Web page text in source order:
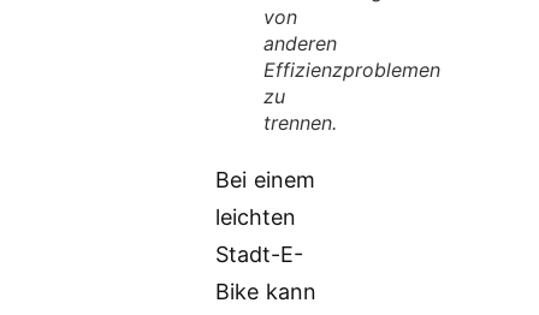
von
anderen
Effizienzproblemen
zu
trennen.
Bei einem
leichten
Stadt-E-
Bike kann